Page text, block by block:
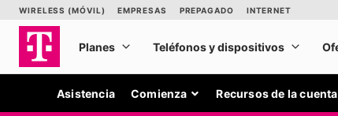
Asistencia Comienza Recursos de la cuenta